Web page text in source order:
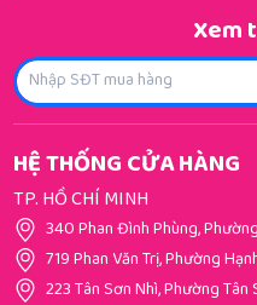
Xem
HỆ THỐNG CỬA HÀNG
TP. HỒ CHÍ MINH
340 Phan Đình Phùng, Phường
719 Phan Văn Trị, Phường
223 Tân Sơn Nhì, Phường Tân